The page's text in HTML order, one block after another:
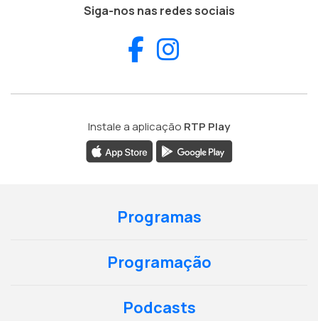
Siga-nos nas redes sociais
Facebook
Instale a aplicação RTP Play
Programas
Programação
Podcasts